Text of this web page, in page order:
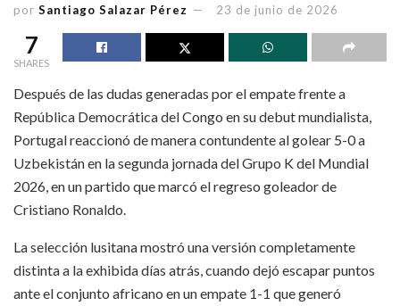
por Santiago Salazar Pérez 23 de junio de 2026
7
SHARES
Después de las dudas generadas por el empate frente a
República Democrática del Congo en su debut mundialista,
Portugal reaccionó de manera contundente al golear 5-0 a
Uzbekistán en la segunda jornada del Grupo K del Mundial
2026, en un partido que marcó el regreso goleador de
Cristiano Ronaldo.
La selección lusitana mostró una versión completamente
distinta a la exhibida días atrás, cuando dejó escapar puntos
ante el conjunto africano en un empate 1-1 que generó